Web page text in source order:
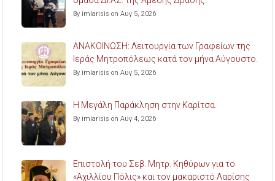
By imlarisis on Αυγ 5, 2026
ΑΝΑΚΟΙΝΩΣΗ: Λειτουργία των Γραφείων της
Ιεράς Μητροπόλεως κατά τον μήνα Αύγουστο.
By imlarisis on Αυγ 5, 2026
Η Μεγάλη Παράκληση στην Καρίτσα.
By imlarisis on Αυγ 4, 2026
Επιστολή του Σεβ. Μητρ. Κηθύρων για το
«Αχιλλίου Πόλις» και τον μακαριστό Λαρίσης